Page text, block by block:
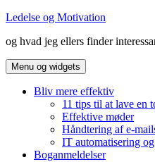
Hop
indhold
Ledelse og Motivation
og hvad jeg ellers finder
Menu og widgets
Bliv mere effektiv
11 tips til at lave en
Effektive møder
Håndtering af e-
IT automatisering
Boganmeldelser